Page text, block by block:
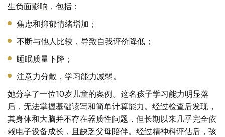
生负面影响，包括：
焦虑和抑郁情绪增加；
不断与他人比较，导致自我评价降低；
睡眠质量下降；
注意力分散，学习能力减弱。
她分享了一位10岁儿童的案例。这名孩子学习能力明显落
后，无法掌握基础读写和简单计算能力。经过检查后发现，
其身体和大脑并不存在器质性问题，但长期以来几乎完全依
赖电子设备成长，且缺乏父母陪伴。经过精神科评估后，孩